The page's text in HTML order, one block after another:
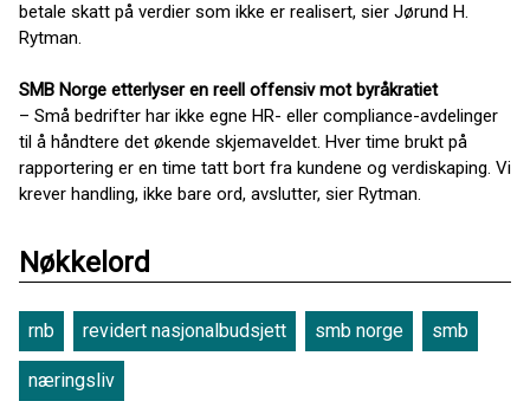
betale skatt på verdier som ikke er realisert, sier Jørund H.
Rytman.
SMB Norge etterlyser en reell offensiv mot byråkratiet
– Små bedrifter har ikke egne HR- eller compliance-avdelinger
til å håndtere det økende skjemaveldet. Hver time brukt på
rapportering er en time tatt bort fra kundene og verdiskaping. Vi
krever handling, ikke bare ord, avslutter, sier Rytman.
Nøkkelord
rnb revidert nasjonalbudsjett smb norge smb
næringsliv